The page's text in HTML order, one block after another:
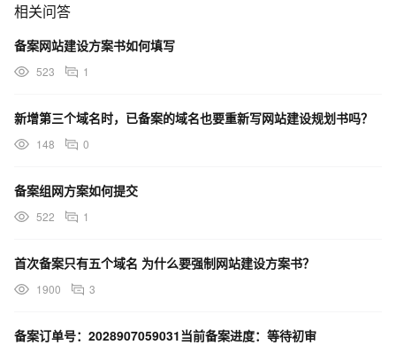
相关问答
备案网站建设方案书如何填写
523 1
新增第三个域名时，已备案的域名也要重新写网站建设规划书吗？
148 0
备案组网方案如何提交
522 1
首次备案只有五个域名 为什么要强制网站建设方案书？
1900 3
备案订单号：2028907059031当前备案进度：等待初审